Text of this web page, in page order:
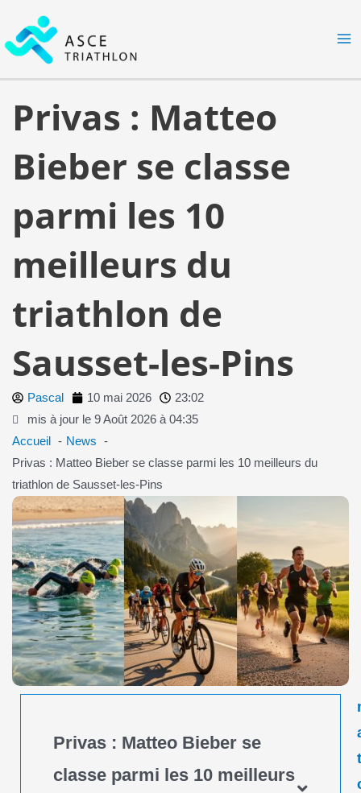
contenu
Privas : Matteo
Bieber se classe
parmi les 10
meilleurs du
triathlon de
Sausset-les-Pins
Pascal 10 mai 2026
23:02
mis à jour le 9 Août 2026 à 04:35
Accueil
News
Privas : Matteo Bieber se classe parmi les 10 meilleurs du
triathlon de Sausset-les-Pins
Privas : Matteo Bieber se
classe parmi les 10 meilleurs